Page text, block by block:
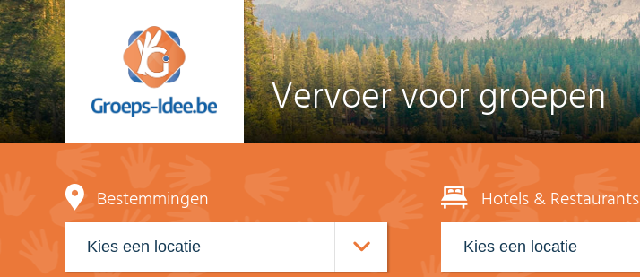
Vervoer voor groepen
Bestemmingen Hotels & Restaurants